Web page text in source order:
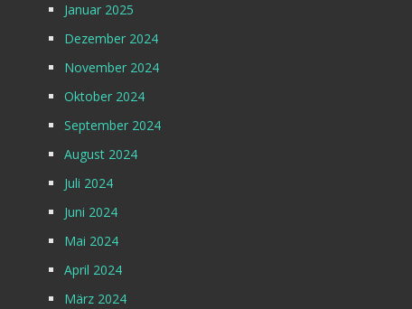
Januar 2025
Dezember 2024
November 2024
Oktober 2024
September 2024
August 2024
Juli 2024
Juni 2024
Mai 2024
April 2024
März 2024